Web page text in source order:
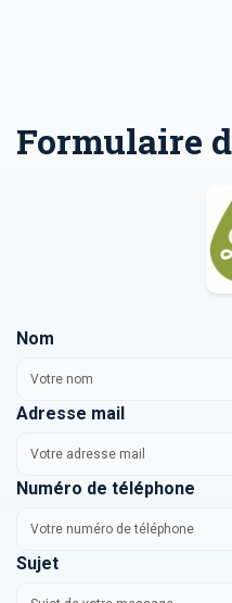
Formulaire
Nom
Adresse mail
Numéro de téléphone
Sujet